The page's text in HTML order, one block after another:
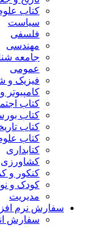
کتاب
سیاست
فلسفی
مهندسی
جامعه
عمومی
فیزیک و
کامپیوتر
کتاب
کتاب
کتاب
کتاب
کتابداری
کشاورزی
کنکور و
کودک و
مدیریت
سفارش نرم
سفارش